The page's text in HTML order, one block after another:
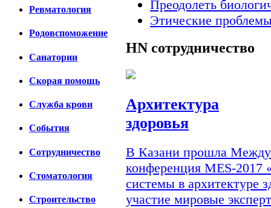
Ревматология
Родовспоможение
Санатории
Скорая помощь
Cлужба крови
События
Сотрудничество
Стоматология
Строительство
Преодолеть
Этические
HN сотрудничество
Архитектура
здоровья
В Казани прошла
конференция MES-
системы в архитектуре
участие мировые